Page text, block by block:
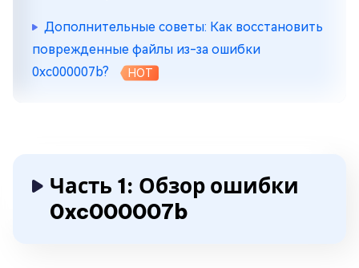
Дополнительные советы: Как восстановить
поврежденные файлы из-за ошибки
0xc000007b?
HOT
Часть 1: Обзор ошибки
0xc000007b